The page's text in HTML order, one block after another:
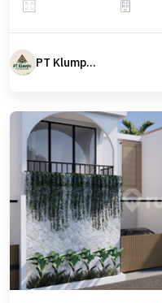
PT Klumpu Kita Sejahtera